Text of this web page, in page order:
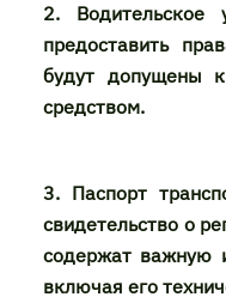
2. Водительское
предоставить
будут допущены
средством.
3. Паспорт
свидетельство о
содержат важную
включая его